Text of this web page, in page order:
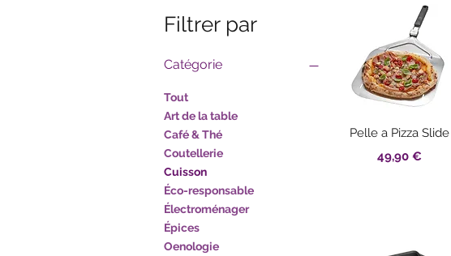
Filtrer par
Catégorie
Tout
Art de la table
Café & Thé
Coutellerie
Cuisson
Éco-responsable
Électroménager
Épices
Oenologie
Aperçu rapide
Pelle a Pizza Slide
Prix
49,90 €